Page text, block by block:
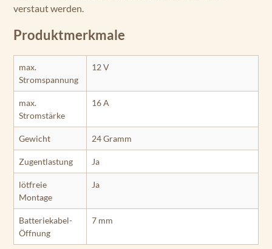
verstaut werden.
Produktmerkmale
max.
Stromspannung
12 V
max.
Stromstärke
16 A
Gewicht 24 Gramm
Zugentlastung Ja
lötfreie
Montage
Ja
Batteriekabel-
Öffnung
7 mm